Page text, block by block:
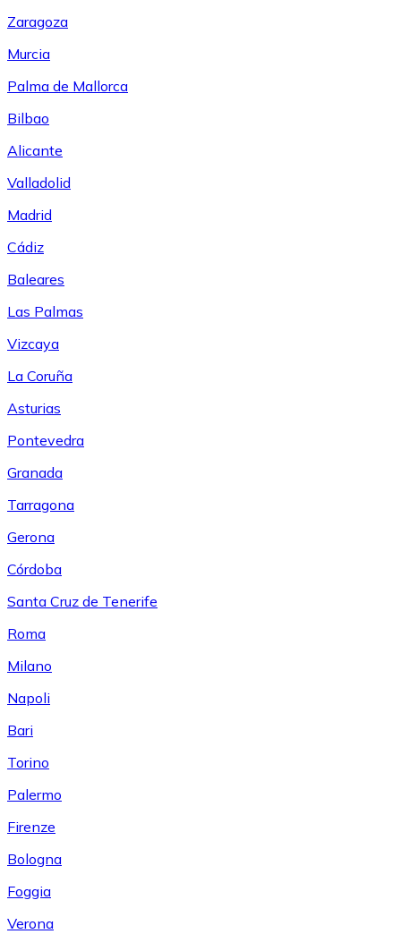
Zaragoza
Murcia
Palma de Mallorca
Bilbao
Alicante
Valladolid
Madrid
Cádiz
Baleares
Las Palmas
Vizcaya
La Coruña
Asturias
Pontevedra
Granada
Tarragona
Gerona
Córdoba
Santa Cruz de Tenerife
Roma
Milano
Napoli
Bari
Torino
Palermo
Firenze
Bologna
Foggia
Verona